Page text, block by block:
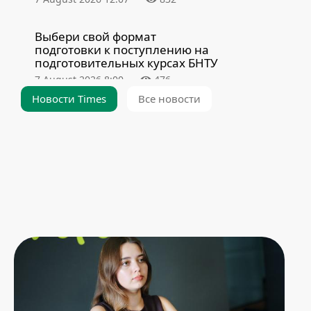
Выбери свой формат
подготовки к поступлению на
подготовительных курсах БНТУ
7 August 2026 8:00 476
Как строился легендарный 15-й
6 August 2026 8:00 1733
Спасибо, альма-матер!
Выпускница ФГДИЭ о своих
студенческих проектах и любви
Новости Times Все новости